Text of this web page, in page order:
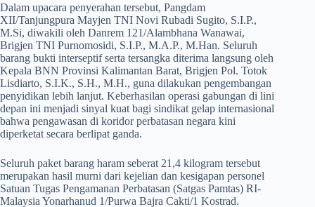
Dalam upacara penyerahan tersebut, Pangdam
XII/Tanjungpura Mayjen TNI Novi Rubadi Sugito, S.I.P.,
M.Si, diwakili oleh Danrem 121/Alambhana Wanawai,
Brigjen TNI Purnomosidi, S.I.P., M.A.P., M.Han. Seluruh
barang bukti interseptif serta tersangka diterima langsung oleh
Kepala BNN Provinsi Kalimantan Barat, Brigjen Pol. Totok
Lisdiarto, S.I.K., S.H., M.H., guna dilakukan pengembangan
penyidikan lebih lanjut. Keberhasilan operasi gabungan di lini
depan ini menjadi sinyal kuat bagi sindikat gelap internasional
bahwa pengawasan di koridor perbatasan negara kini
diperketat secara berlipat ganda.
​Seluruh paket barang haram seberat 21,4 kilogram tersebut
merupakan hasil murni dari kejelian dan kesigapan personel
Satuan Tugas Pengamanan Perbatasan (Satgas Pamtas) RI-
Malaysia Yonarhanud 1/Purwa Bajra Cakti/1 Kostrad.